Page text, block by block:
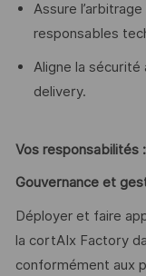
Assure
responsables
Aligne la sécurité
delivery.
Vos responsabilités :
Gouvernance et
Déployer et faire
la cortAIx Factory
conformément aux